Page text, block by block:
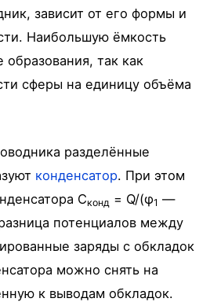
зависит от его формы и
Наибольшую ёмкость
так как
сферы на единицу объёма
разделённые
конденсатор. При этом
Cконд = Q/(φ1 —
потенциалов между
заряды с обкладок
можно снять на
к выводам обкладок.